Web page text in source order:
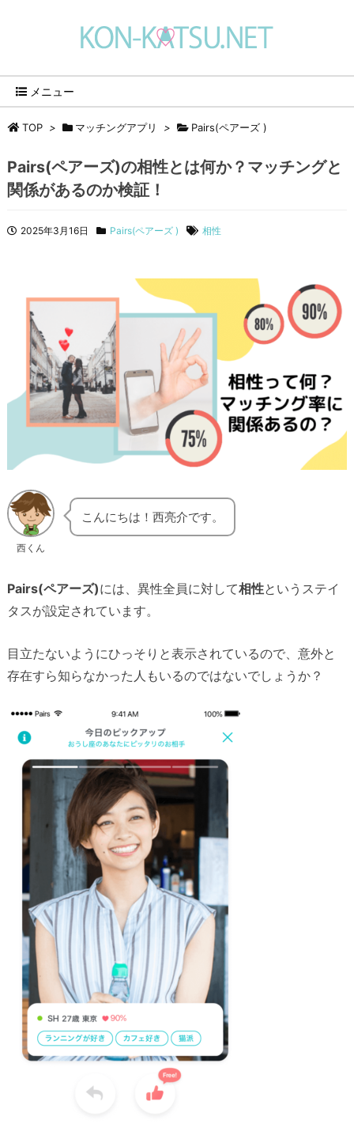
メニュー
TOP > マッチングアプリ > Pairs(ペアーズ )
Pairs(ペアーズ)の相性とは何か？マッチングと
関係があるのか検証！
2025年3月16日 Pairs(ペアーズ ) 相性
西くん
こんにちは！西亮介です。
Pairs(ペアーズ)には、異性全員に対して相性というステイ
タスが設定されています。
目立たないようにひっそりと表示されているので、意外と
存在すら知らなかった人もいるのではないでしょうか？